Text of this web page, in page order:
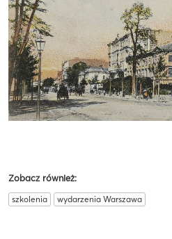
Zobacz również:
szkolenia wydarzenia Warszawa